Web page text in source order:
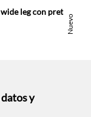
Nuevo
Pantalón wide leg con pretina de doble botón de lino café para mujer
y